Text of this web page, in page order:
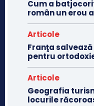
Cum a
român un erou
Articole
Franţa
pentru
Articole
Geografia
locurile